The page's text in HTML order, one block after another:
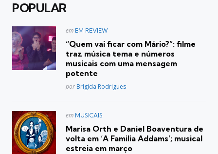
POPULAR
Postado
em
em BM REVIEW
“Quem vai ficar com Mário?”: filme
traz música tema e números
musicais com uma mensagem
potente
Posted
por Brígida Rodrigues
Postado
em
em MUSICAIS
Marisa Orth e Daniel Boaventura de
volta em ‘A Familia Addams’; musical
estreia em março